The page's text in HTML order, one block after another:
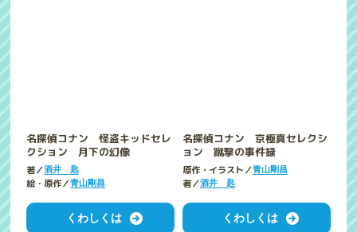
名探偵コナン 怪盗キッドセレ
クション 月下の幻像
著／酒井 匙
絵・原作／青山剛昌
くわしくは
名探偵コナン 京極真セレクシ
ョン 蹴撃の事件録
原作・イラスト／青山剛昌
著／酒井 匙
くわしくは